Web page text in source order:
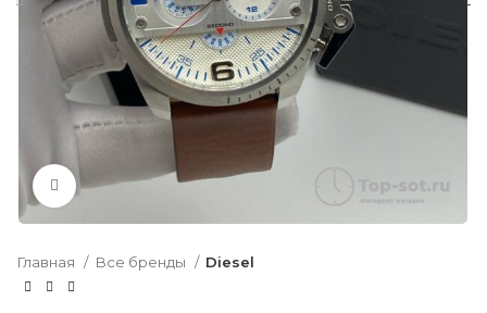
Нажмите, чтобы увеличить
Главная Все бренды Diesel